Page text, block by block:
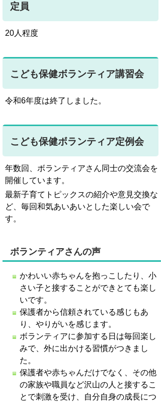
定員
20人程度
こども保健ボランティア講習会
令和6年度は終了しました。
こども保健ボランティア定例会
年数回、ボランティアさん同士の交流会を
開催しています。
最新子育てトピックスの紹介や意見交換な
ど、毎回和気あいあいとした楽しい会で
す。
ボランティアさんの声
かわいい赤ちゃんを抱っこしたり、小
さい子と接することができとても楽し
いです。
保護者から信頼されている感じもあ
り、やりがいを感じます。
ボランティアに参加する日は毎回楽し
みで、外に出かける習慣がつきまし
た。
保護者や赤ちゃんだけでなく、その他
の家族や職員など沢山の人と接するこ
とで刺激を受け、自分自身の成長につ